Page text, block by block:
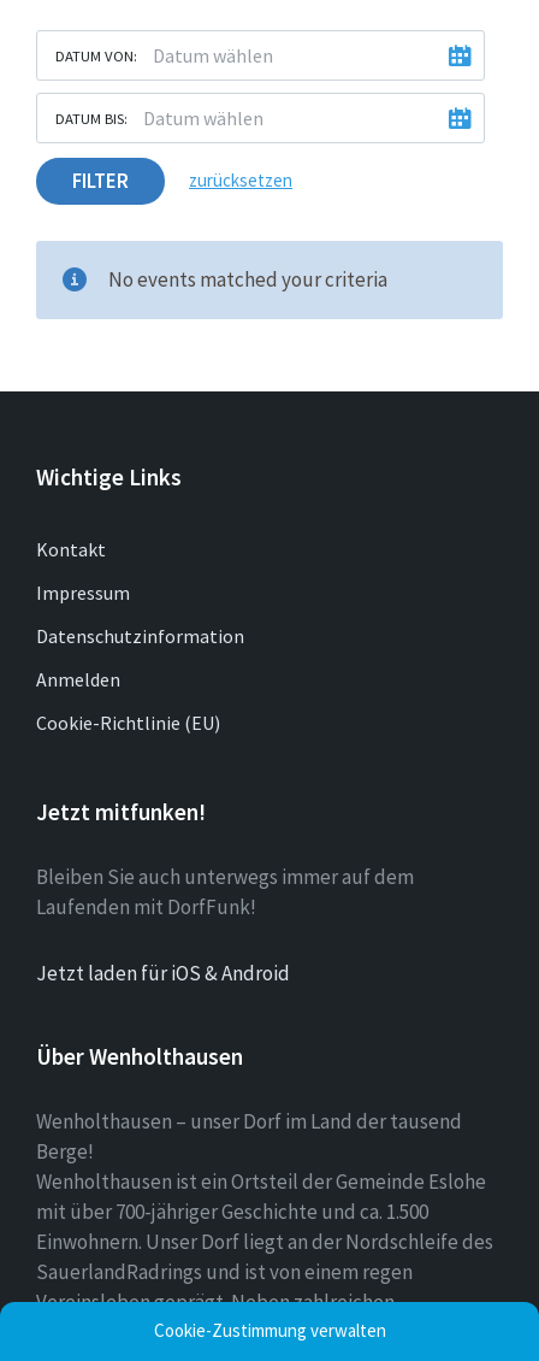
Cookie-Zustimmung verwalten
DATUM VON:
DATUM BIS:
FILTER zurücksetzen
No events matched your criteria
Wichtige Links
Kontakt
Impressum
Datenschutzinformation
Anmelden
Cookie-Richtlinie (EU)
Jetzt mitfunken!
Bleiben Sie auch unterwegs immer auf dem
Laufenden mit DorfFunk!
Jetzt laden für iOS & Android
Über Wenholthausen
Wenholthausen – unser Dorf im Land der tausend
Berge!
Wenholthausen ist ein Ortsteil der Gemeinde Eslohe
mit über 700-jähriger Geschichte und ca. 1.500
Einwohnern. Unser Dorf liegt an der Nordschleife des
SauerlandRadrings und ist von einem regen
Vereinsleben geprägt. Neben zahlreichen
Freizeitmöglichkeiten ist unser Ort für sein